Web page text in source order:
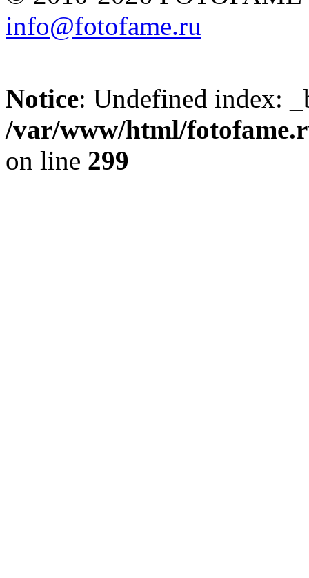
info@fotofame.ru
Notice: Undefined index:
/var/www/html/
on line 299